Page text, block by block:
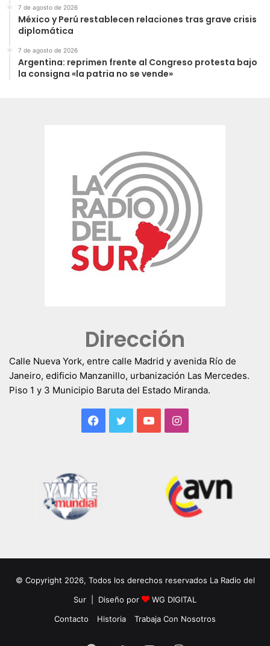
7 de agosto de 2026
México y Perú restablecen relaciones tras grave crisis
diplomática
7 de agosto de 2026
Argentina: reprimen frente al Congreso protesta bajo
la consigna «la patria no se vende»
Dirección
Calle Nueva York, entre calle Madrid y avenida Río de
Janeiro, edificio Manzanillo, urbanización Las Mercedes.
Piso 1 y 3 Municipio Baruta del Estado Miranda.
Facebook
TwitterYouTubeInstagram
© Copyright 2026, Todos los derechos reservados La Radio del
Sur | Diseño por
WG DIGITAL
Contacto
Historia Trabaja Con Nosotros